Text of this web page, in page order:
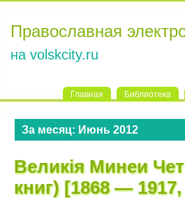
Православная
на volskcity.ru
Главная Библиотека
За месяц: Июнь 2012
Великiя Минеи
книг) [1868 —